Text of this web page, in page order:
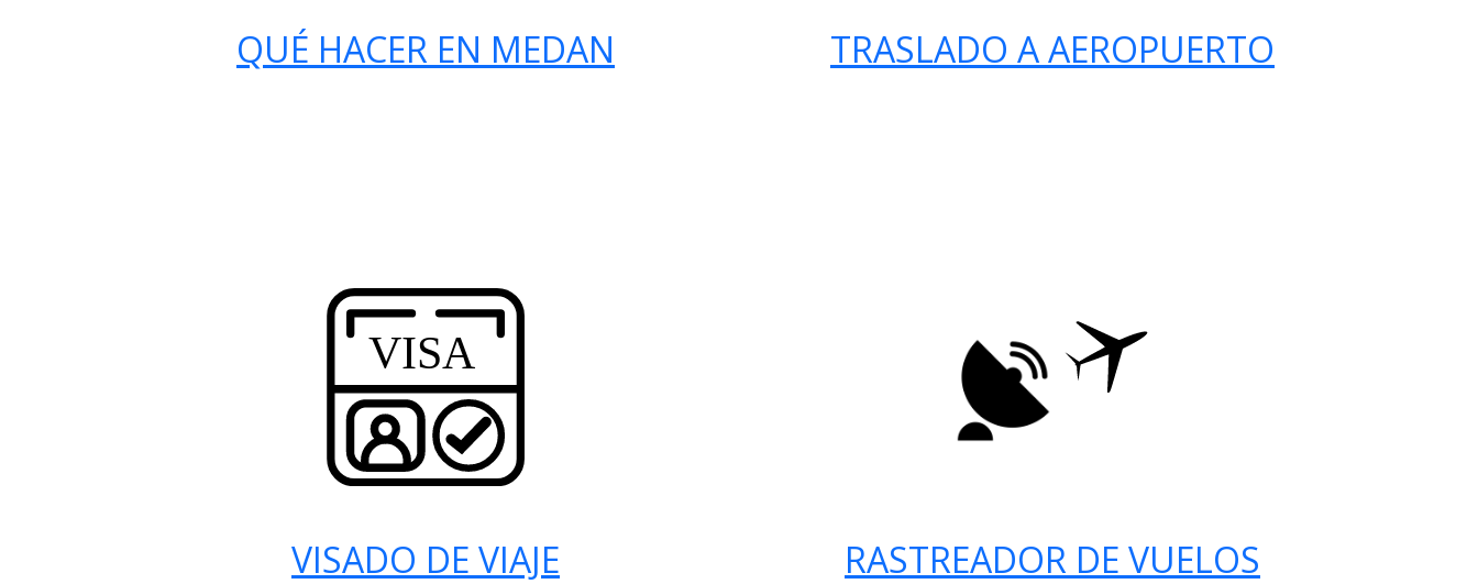
QUÉ HACER EN MEDAN TRASLADO A AEROPUERTO
VISADO DE VIAJE RASTREADOR DE VUELOS